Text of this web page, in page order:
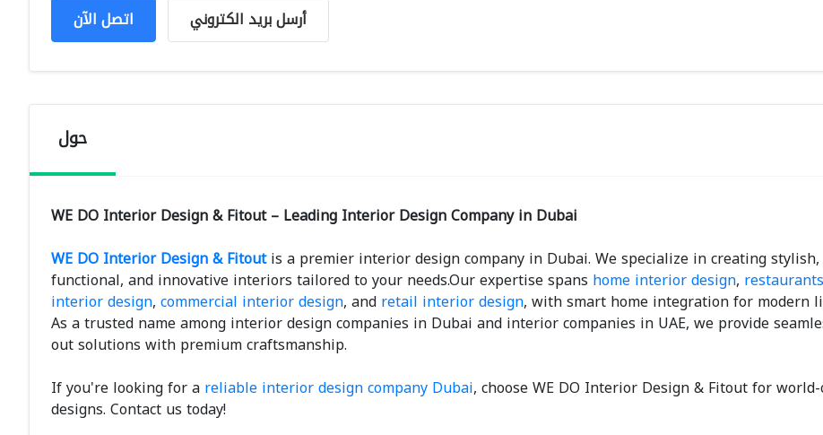
اتصل الآن أرسل بريد الكتروني
حول
WE DO Interior Design & Fitout – Leading Interior Design Company in Dubai
WE DO Interior Design & Fitoutis a premier interior design company in Dubai. We specialize in creating stylish,
functional, and innovative interiors tailored to your needs.Our expertise spans home interior design, restaurants
interior design,commercial interior design, andretail interior design, with smart home integration for modern
As a trusted name among interior design companies in Dubai and interior companies in UAE, we provide
out solutions with premium craftsmanship.
If you're looking for areliable interior design company Dubai, choose WE DO Interior Design & Fitout for
designs. Contact us today!